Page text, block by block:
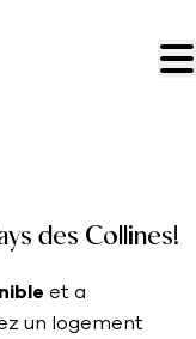
des Collines!
et a
un logement